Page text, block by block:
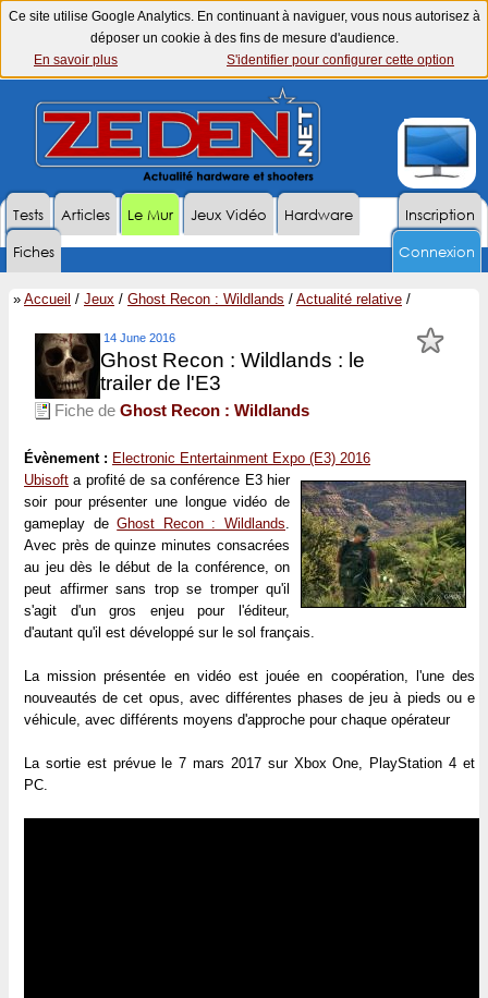
Ce site utilise Google Analytics. En continuant à naviguer, vous nous autorisez à
déposer un cookie à des fins de mesure d'audience.
En savoir plus
S'identifier pour configurer cette option
Inscription
Tests Articles Le Mur Jeux Vidéo
Hardware
Fiches
Connexion
» Accueil / Jeux / Ghost Recon : Wildlands / Actualité relative /
14 June 2016
Ghost Recon : Wildlands : le
trailer de l'E3
Fiche de Ghost Recon : Wildlands
Évènement : Electronic Entertainment Expo (E3) 2016
Ubisoft a profité de sa conférence E3 hier
soir pour présenter une longue vidéo de
gameplay deGhost Recon : Wildlands.
Avec près de quinze minutes consacrées
au jeu dès le début de la conférence, on
peut affirmer sans trop se tromper qu'il
s'agit d'un gros enjeu pour l'éditeur,
d'autant qu'il est développé sur le sol français.
La mission présentée en vidéo est jouée en coopération, l'une des
nouveautés de cet opus, avec différentes phases de jeu à pieds ou e
véhicule, avec différents moyens d'approche pour chaque opérateur
La sortie est prévue le 7 mars 2017 sur Xbox One, PlayStation 4 et
PC.